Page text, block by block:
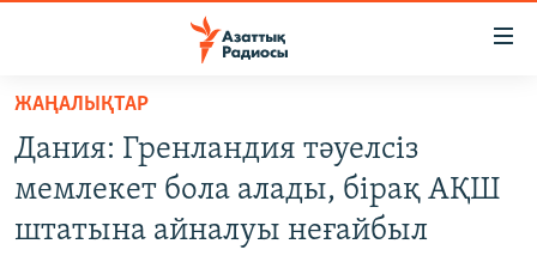
Skip
main
content
to
САЯСАТ
ЖАҢАЛЫҚТАР
Дания: Гренландия тәуелсіз
мемлекет бола алады, бірақ АҚШ
штатына айналуы неғайбыл